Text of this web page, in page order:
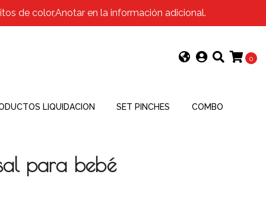
de color,Anotar en la información adicional.
0
LIQUIDACION SET PINCHES COMBO
para bebé